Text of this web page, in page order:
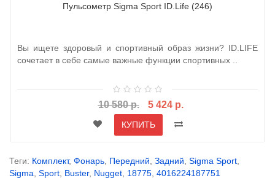
Пульсометр Sigma Sport ID.Life (246)
Вы ищете здоровый и спортивный образ жизни? ID.LIFE
сочетает в себе самые важные функции спортивных ..
10 580 р. 5 424 р.
КУПИТЬ
Теги: Комплект, Фонарь Передний Задний Sigma Sport
Sigma Sport Buster, Nugget 18775 4016224187751